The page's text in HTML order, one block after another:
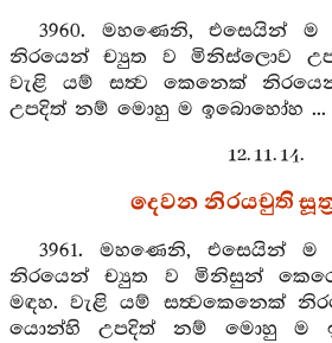
3960. මහණෙනි, එසෙයින්
නිරයෙන් ච්‍යුත ව මිනිස්ලොව
වැළි යම් සත්‍ව කෙනෙක්
උපදිත් නම් මොහු ම ඉබොහෝහ ...
12. 11. 14.
දෙවන නිරයචුති
3961. මහණෙනි, එසෙයින්
නිරයෙන් ච්‍යුත ව මිනිසුන්
මඳහ. වැළි යම් සත්‍වකෙනෙක්
යොන්හි උපදිත් නම් මොහු ම